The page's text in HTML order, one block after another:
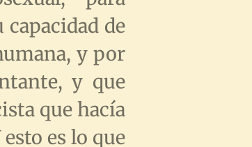
de
y por
y que
que hacía
es lo que